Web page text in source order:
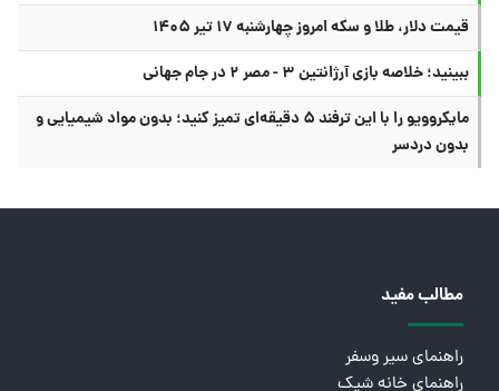
قیمت دلار، طلا و سکه امروز چهارشنبه ۱۷ تیر ۱۴۰۵
ببینید؛ خلاصه بازی آرژانتین ۳ - مصر ۲ در جام جهانی
مایکروویو را با این ترفند ۵ دقیقه‌ای تمیز کنید؛ بدون مواد شیمیایی و
بدون دردسر
مطالب مفید
راهنمای سیر وسفر
راهنمای خانه شیک